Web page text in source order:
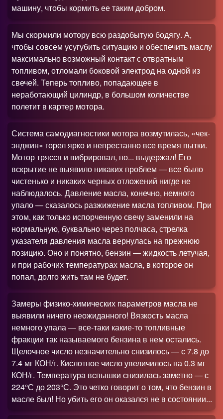
машину, чтобы кормить ее таким добром.
Мы скормили мотору всю раздобытую бодягу. А,
чтобы совсем усугубить ситуацию и обеспечить маслу
максимально возможный контакт с отвратным
топливом, отломали боковой электрод на одной из
свечей. Теперь топливо, попадающее в
неработающий цилиндр, в большом количестве
полетит в картер мотора.
Система самодиагностики мотора возмутилась, «чек-
энджин» горел ярко и непрестанно все время пытки.
Мотор трясся и вибрировал, но... выдержал! Его
вскрытие не выявило никаких проблем — все было
чистенько и никаких черных отложений нигде не
наблюдалось. Давление масла, конечно, немного
упало — сказалось разжижение масла топливом. При
этом, как только испорченную свечу заменили на
нормальную, буквально через полчаса, стрелка
указателя давления масла вернулась на прежнюю
позицию. Оно и понятно, бензин — жидкость летучая,
и при рабочих температурах масла, в которое он
попал, долго жить там не будет.
Замеры физико-химических параметров масла не
выявили ничего неожиданного! Вязкость масла
немного упала — все-таки какие-то топливные
фракции так называемого бензина в нем остались.
Щелочное число незначительно снизилось — с 7.8 до
7.4 мг КОН/г. Кислотное число увеличилось на 0.3 мг
КОН/г. Температура вспышки снизилась заметно — с
224°С до 203°С. Это четко говорит о том, что бензин в
масле был! Но убить его он оказался не в состоянии...